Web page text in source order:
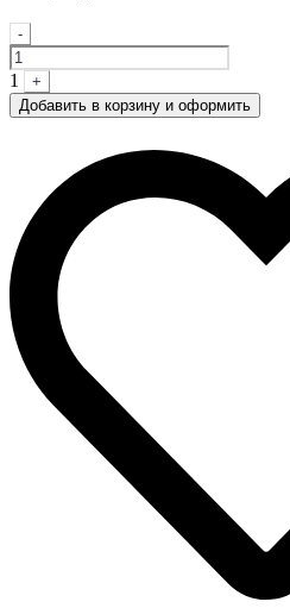
Quantity
-
1
+
Добавить в корзину и оформить